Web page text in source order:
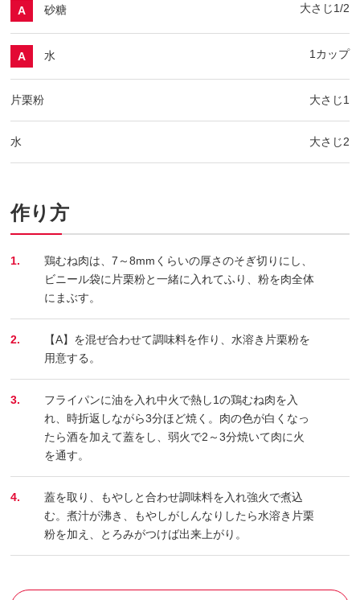
A 砂糖 大さじ1/2
A 水 1カップ
片栗粉 大さじ1
水 大さじ2
作り方
1.
鶏むね肉は、7～8mmくらいの厚さのそぎ切りにし、
ビニール袋に片栗粉と一緒に入れてふり、粉を肉全体
にまぶす。
2.
【A】を混ぜ合わせて調味料を作り、水溶き片栗粉を
用意する。
3.
フライパンに油を入れ中火で熱し1の鶏むね肉を入
れ、時折返しながら3分ほど焼く。肉の色が白くなっ
たら酒を加えて蓋をし、弱火で2～3分焼いて肉に火
を通す。
4.
蓋を取り、もやしと合わせ調味料を入れ強火で煮込
む。煮汁が沸き、もやしがしんなりしたら水溶き片栗
粉を加え、とろみがつけば出来上がり。